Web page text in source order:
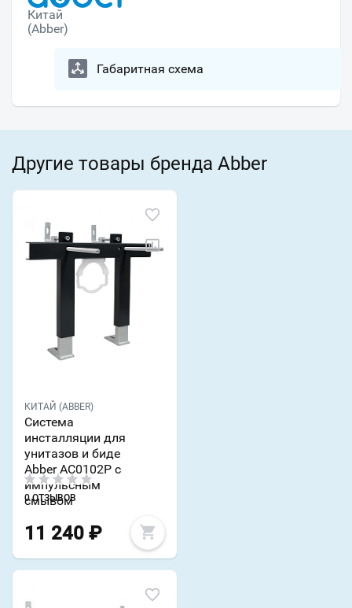
Китай
(Abber)
Габаритная схема
Другие товары бренда Abber
КИТАЙ (ABBER)
Система
инсталляции для
унитазов и биде
Abber AC0102P с
импульсным
смывом
0 ОТЗЫВОВ
11 240 ₽